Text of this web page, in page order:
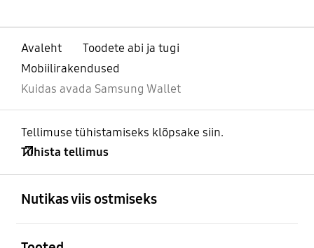
Avaleht
Toodete abi ja tugi
Mobiilirakendused
Kuidas avada Samsung Wallet
Tellimuse tühistamiseks klõpsake siin.
Tühista tellimus
Nutikas viis ostmiseks